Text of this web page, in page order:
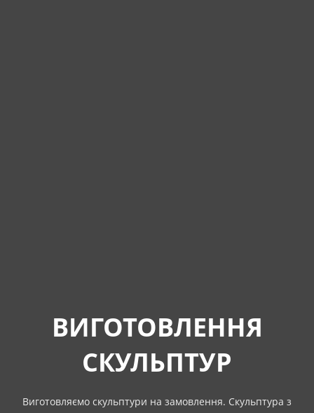
ВИГОТОВЛЕННЯ
СКУЛЬПТУР
Виготовляємо скульптури на замовлення. Скульптура з